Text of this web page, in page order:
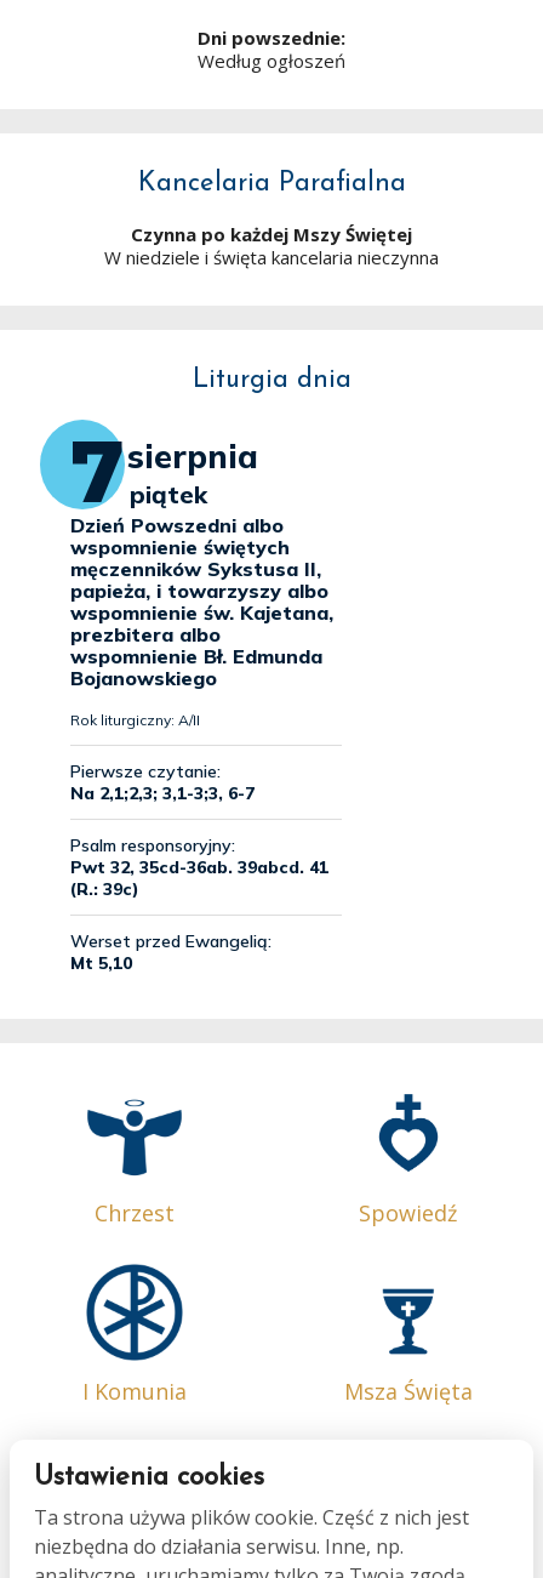
Dni powszednie:
Według ogłoszeń
Kancelaria Parafialna
Czynna po każdej Mszy Świętej
W niedziele i święta kancelaria nieczynna
Liturgia dnia
Chrzest Spowiedź
I Komunia Msza Święta
Bierzmowanie Małżeństwo
Ustawienia cookies
Ta strona używa plików cookie. Część z nich jest
niezbędna do działania serwisu. Inne, np.